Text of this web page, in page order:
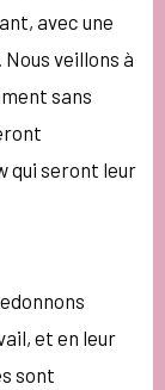
avec une
veillons à
sans
qui seront leur
et en leur
sont